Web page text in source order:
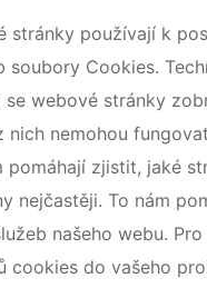
stránky používají k
soubory Cookies.
se webové stránky
nich nemohou
pomáhají zjistit, jaké
nejčastěji. To nám
našeho webu.
cookies do vašeho